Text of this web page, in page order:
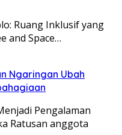
Ruang Inklusif yang
and Space…
Ngaringan Ubah
Pengalaman
Ratusan anggota